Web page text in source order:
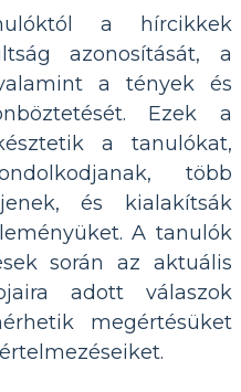
a hírcikkek
azonosítását, a
a tények és
Ezek a
a tanulókat,
több
és kialakítsák
A tanulók
során az aktuális
adott válaszok
megértésüket